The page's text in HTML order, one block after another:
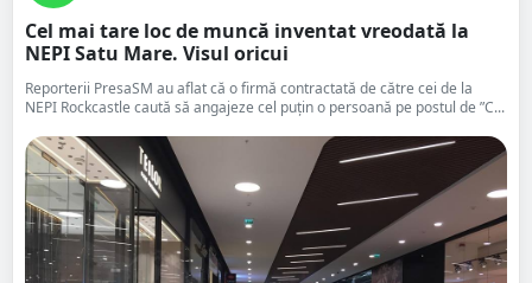
Cel mai tare loc de muncă inventat vreodată la
NEPI Satu Mare. Visul oricui
Reporterii PresaSM au aflat că o firmă contractată de către cei de la
NEPI Rockcastle caută să angajeze cel puțin o persoană pe postul de ”C...